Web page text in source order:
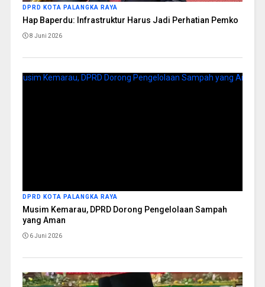
DPRD KOTA PALANGKA RAYA
Hap Baperdu: Infrastruktur Harus Jadi Perhatian Pemko
8 Juni 2026
DPRD KOTA PALANGKA RAYA
Musim Kemarau, DPRD Dorong Pengelolaan Sampah
yang Aman
6 Juni 2026